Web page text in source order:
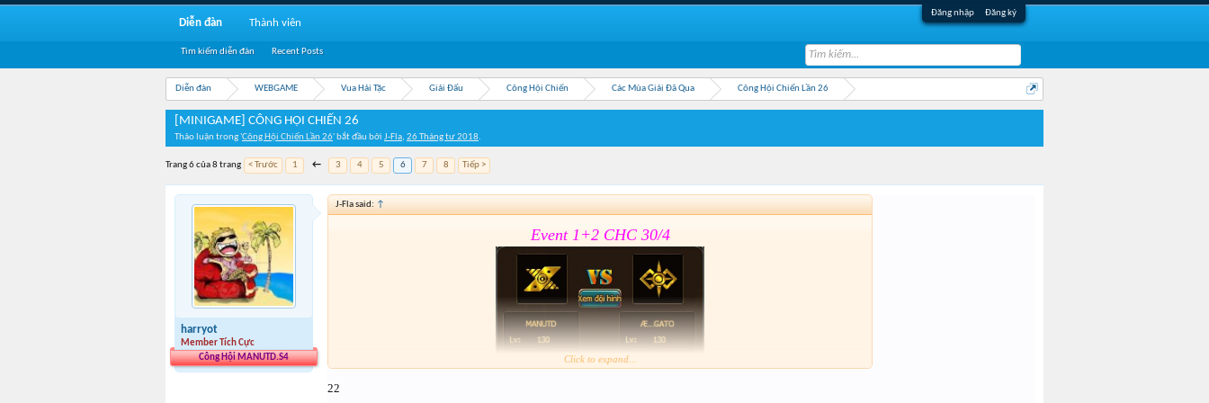
Đăng nhập Đăng ký
Diễn đàn WEBGAME Vua Hải Tặc Giải Đấu Công Hội Chiến Các Mùa Giải Đã Qua Công Hội Chiến Lần 26
[MINIGAME] CÔNG HỘI CHIẾN 26
Thảo luận trong 'Công Hội Chiến Lần 26' bắt đầu bởi J-Fla, 26 Tháng tư 2018.
Trang 6 của 8 trang < Trước 1 ← 3 4 5 6 7 8 Tiếp >
harryot
Member Tích Cực
Công Hội MANUTD.S4
J-Fla said: ↑
Event 1+2 CHC 30/4
Click to expand...
22
Diễn đàn
Tìm kiếm diễn đàn Recent Posts
Thành viên